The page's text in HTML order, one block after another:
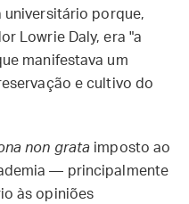
universitário porque,
Lowrie Daly, era "a
manifestava um
e cultivo do
non grata imposto ao
— principalmente
às opiniões